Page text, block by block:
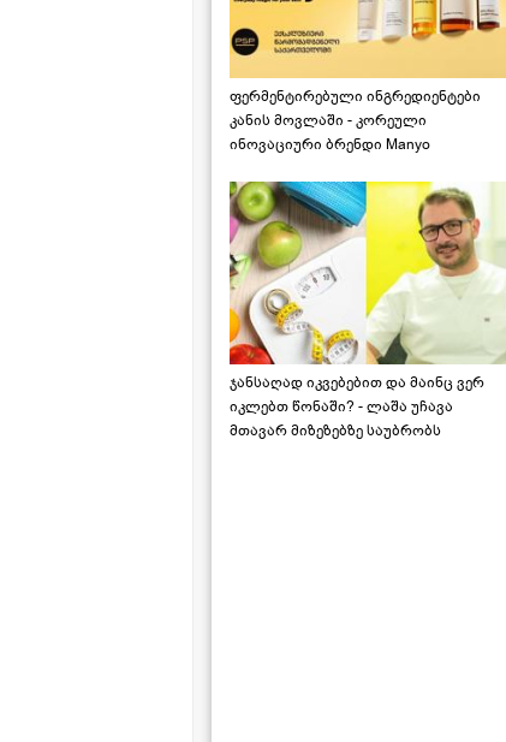
ფერმენტირებული ინგრედიენტები
კანის მოვლაში - კორეული
ინოვაციური ბრენდი Manyo
ჯანსაღად იკვებებით და მაინც ვერ
იკლებთ წონაში? - ლაშა უჩავა
მთავარ მიზეზებზე საუბრობს